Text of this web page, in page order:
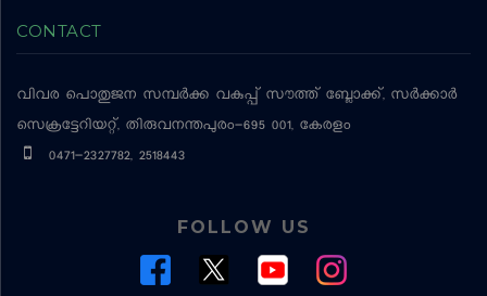
CONTACT
വിവര പൊതുജന സമ്പര്‍ക്ക വകുപ്പ് സൗത്ത് ബ്ലോക്ക്, സര്‍ക്കാര്‍
സെക്രട്ടേറിയറ്റ്, തിരുവനന്തപുരം-695 001, കേരളം
0471-2327782, 2518443
FOLLOW US